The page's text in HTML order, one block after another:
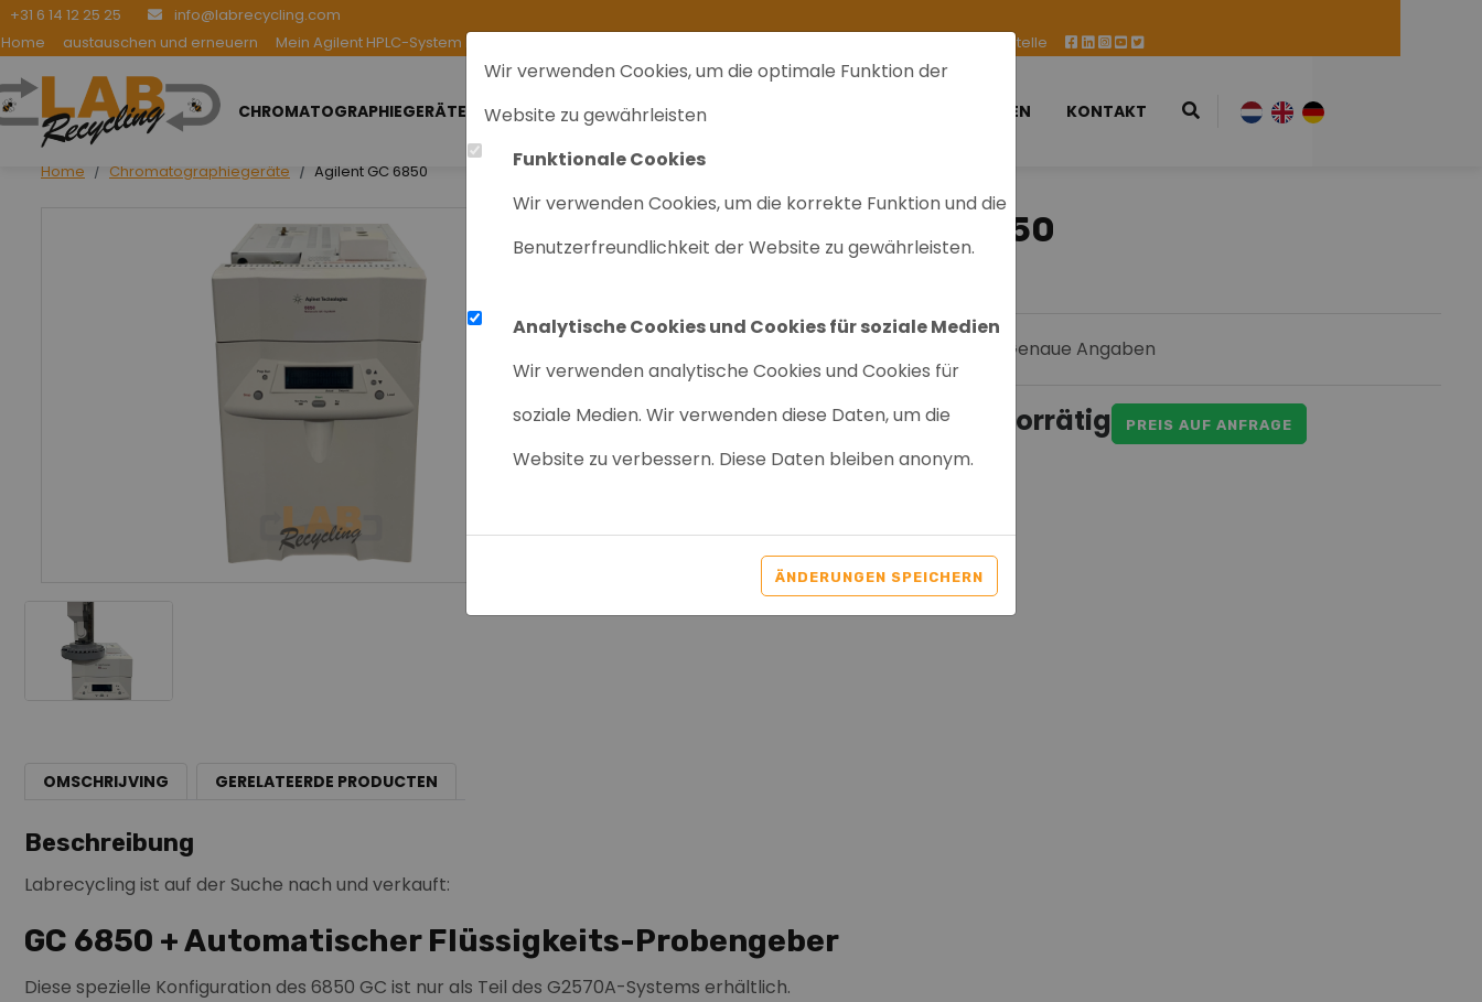
Wir verwenden Cookies, um die optimale Funktion der
Website zu gewährleisten
Funktionale Cookies
Wir verwenden Cookies, um die korrekte Funktion und die
Benutzerfreundlichkeit der Website zu gewährleisten.
Analytische Cookies und Cookies für soziale Medien
Wir verwenden analytische Cookies und Cookies für
soziale Medien. Wir verwenden diese Daten, um die
Website zu verbessern. Diese Daten bleiben anonym.
ÄNDERUNGEN SPEICHERN
+31 6 14 12 25 25
info@labrecycling.com
Home
austauschen und erneuern Mein Agilent HPLC-System bekommt ein zweites Leben Labrecycling Verkaufsstelle
CHROMATOGRAPHIEGERÄTE EINKAUF CHARITÄTEN MESSEN KONTAKT
Home Chromatographiegeräte Agilent GC 6850
AGILENT GC 6850
Nachgefragt/ Nicht vorrätig PREIS AUF ANFRAGE
Genaue Angaben
OMSCHRIJVING GERELATEERDE PRODUCTEN
Beschreibung
Labrecycling ist auf der Suche nach und verkauft:
GC 6850 + Automatischer Flüssigkeits-Probengeber
Diese spezielle Konfiguration des 6850 GC ist nur als Teil des G2570A-Systems erhältlich.